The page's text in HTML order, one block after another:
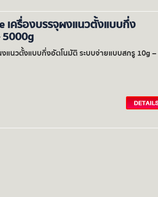
เครื่องบรรจุผงแนวตั้งแบบกึ่ง
แนวตั้งแบบกึ่งอัตโนมัติ ระบบจ่ายแบบสกรู 10g –